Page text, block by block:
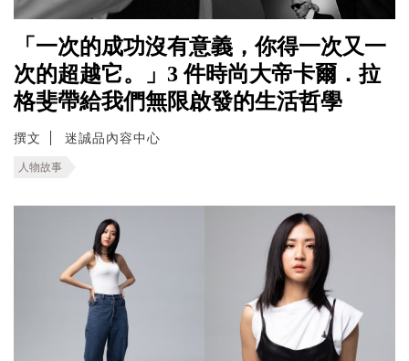
「一次的成功沒有意義，你得一次又一
次的超越它。」3 件時尚大帝卡爾．拉
格斐帶給我們無限啟發的生活哲學
撰文 迷誠品內容中心
人物故事